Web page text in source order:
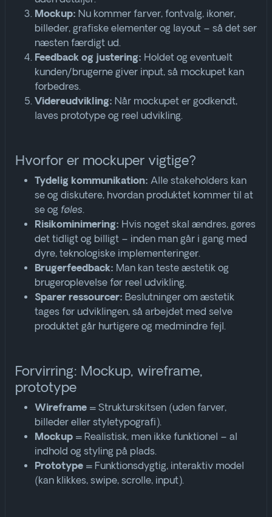
Mockup: Nu kommer farver, fontvalg, ikoner,
billeder, grafiske elementer og layout – så det ser
næsten færdigt ud.
Feedback og justering: Holdet og eventuelt
kunden/brugerne giver input, så mockupet kan
forbedres.
Videreudvikling: Når mockupet er godkendt,
laves prototype og reel udvikling.
Hvorfor er mockuper vigtige?
Tydelig kommunikation: Alle stakeholders kan
se og diskutere, hvordan produktet kommer til at
se og føles.
Risikominimering: Hvis noget skal ændres, gøres
det tidligt og billigt – inden man går i gang med
dyre, teknologiske implementeringer.
Brugerfeedback: Man kan teste æstetik og
brugeroplevelse før reel udvikling.
Sparer ressourcer: Beslutninger om æstetik
tages før udviklingen, så arbejdet med selve
produktet går hurtigere og medmindre fejl.
Forvirring: Mockup, wireframe,
prototype
Wireframe = Strukturskitsen (uden farver,
billeder eller styletypografi).
Mockup = Realistisk, men ikke funktionel – al
indhold og styling på plads.
Prototype = Funktionsdygtig, interaktiv model
(kan klikkes, swipe, scrolle, input).